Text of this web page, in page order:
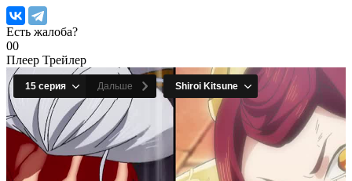
Есть жалоба?
00
Плеер Трейлер